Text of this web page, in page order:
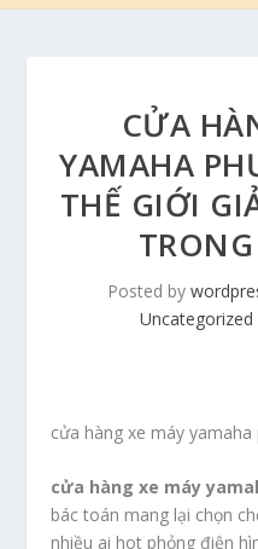
CỬA
YAMAHA
THẾ GIỚI
Posted by
Uncategorized
cửa hàng xe máy
cửa hàng xe máy
bác toán mang lại chọn
nhiều ai hot phỏng điện